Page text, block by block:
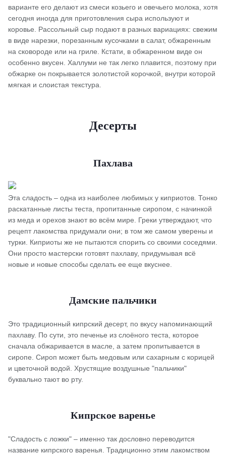
варианте его делают из смеси козьего и овечьего молока, хотя
сегодня иногда для приготовления сыра используют и
коровье. Рассольный сыр подают в разных вариациях: свежим
в виде нарезки, порезанным кусочками в салат, обжаренным
на сковороде или на гриле. Кстати, в обжаренном виде он
особенно вкусен. Халлуми не так легко плавится, поэтому при
обжарке он покрывается золотистой корочкой, внутри которой
мягкая и слоистая текстура.
Десерты
Пахлава
Эта сладость – одна из наиболее любимых у киприотов. Тонко
раскатанные листы теста, пропитанные сиропом, с начинкой
из меда и орехов знают во всём мире. Греки утверждают, что
рецепт лакомства придумали они; в том же самом уверены и
турки. Киприоты же не пытаются спорить со своими соседями.
Они просто мастерски готовят пахлаву, придумывая всё
новые и новые способы сделать ее еще вкуснее.
Дамские пальчики
Это традиционный кипрский десерт, по вкусу напоминающий
пахлаву. По сути, это печенье из слоёного теста, которое
сначала обжаривается в масле, а затем пропитывается в
сиропе. Сироп может быть медовым или сахарным с корицей
и цветочной водой. Хрустящие воздушные "пальчики"
буквально тают во рту.
Кипрское варенье
"Сладость с ложки" – именно так дословно переводится
название кипрского варенья. Традиционно этим лакомством